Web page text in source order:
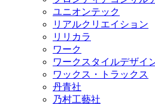
ユニオンテック
リアルクリエイション
リリカラ
ワーク
ワークスタイルデザイ
ワックス・トラックス
丹青社
乃村工藝社